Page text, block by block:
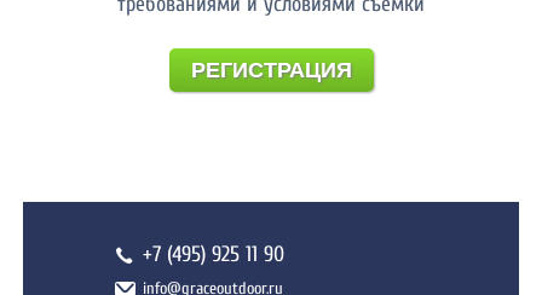
РЕГИСТРАЦИЯ
+7 (495) 925 11 90
info@graceoutdoor.ru